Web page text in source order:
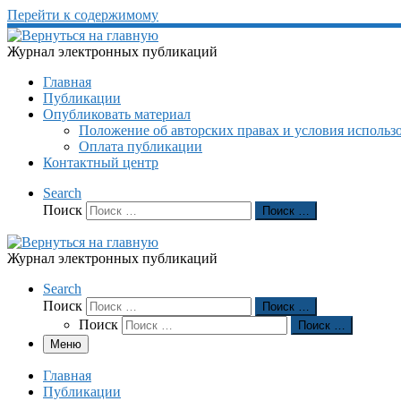
Перейти к содержимому
Журнал электронных публикаций
Главная
Публикации
Опубликовать материал
Положение об авторских правах и условия
Оплата публикации
Контактный центр
Search
Поиск
Поиск …
Журнал электронных публикаций
Search
Поиск
Поиск …
Поиск
Поиск …
Меню
Главная
Публикации